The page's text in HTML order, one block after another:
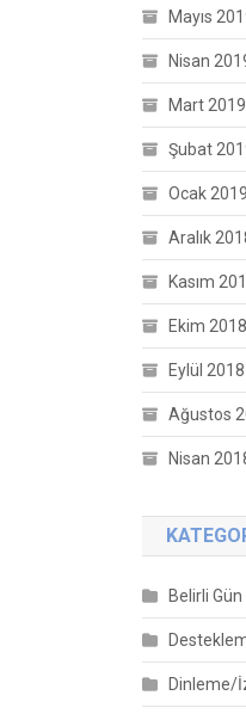
Mayıs
Nisan
Mart 2019
Şubat
Ocak 2019
Aralık
Kasım
Ekim 2018
Eylül 2018
Ağustos
Nisan
Belirli
Dinleme/